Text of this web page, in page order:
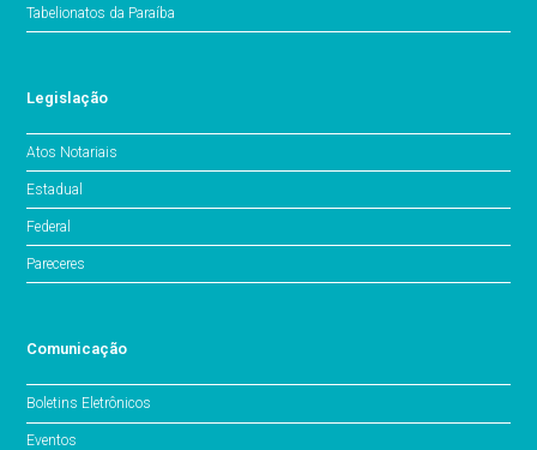
Tabelionatos da Paraíba
Legislação
Atos Notariais
Estadual
Federal
Pareceres
Comunicação
Boletins Eletrônicos
Eventos